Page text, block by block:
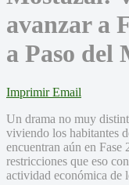
avanzar a
a Paso del
Imprimir Email
Un drama no muy
viviendo los habitantes
encuentran aún en Fase
restricciones que eso
actividad económica de